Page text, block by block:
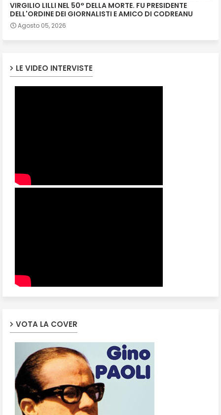
VIRGILIO LILLI NEL 50° DELLA MORTE. FU PRESIDENTE
DELL'ORDINE DEI GIORNALISTI E AMICO DI CODREANU
Agosto 05, 2026
LE VIDEO INTERVISTE
VOTA LA COVER